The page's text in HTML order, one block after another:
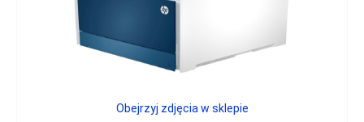
Obejrzyj zdjęcia w sklepie